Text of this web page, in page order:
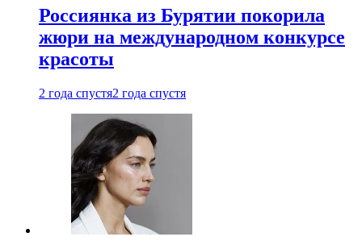
Россиянка из Бурятии покорила
жюри на международном конкурсе
красоты
2 года спустя2 года спустя